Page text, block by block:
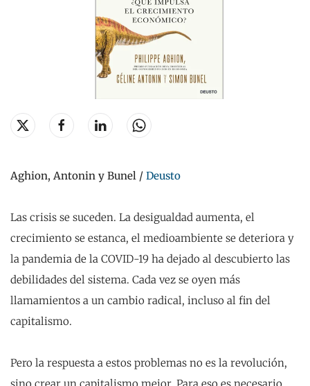
Aghion, Antonin y Bunel / Deusto
Las crisis se suceden. La desigualdad aumenta, el
crecimiento se estanca, el medioambiente se deteriora y
la pandemia de la COVID-19 ha dejado al descubierto las
debilidades del sistema. Cada vez se oyen más
llamamientos a un cambio radical, incluso al fin del
capitalismo.
Pero la respuesta a estos problemas no es la revolución,